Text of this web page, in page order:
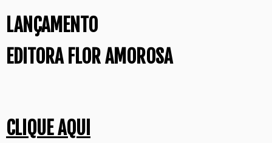
LANÇAMENTO
EDITORA FLOR AMOROSA
CLIQUE AQUI